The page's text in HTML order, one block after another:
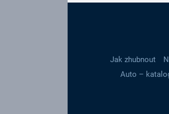
Jak zhubnout
Auto –